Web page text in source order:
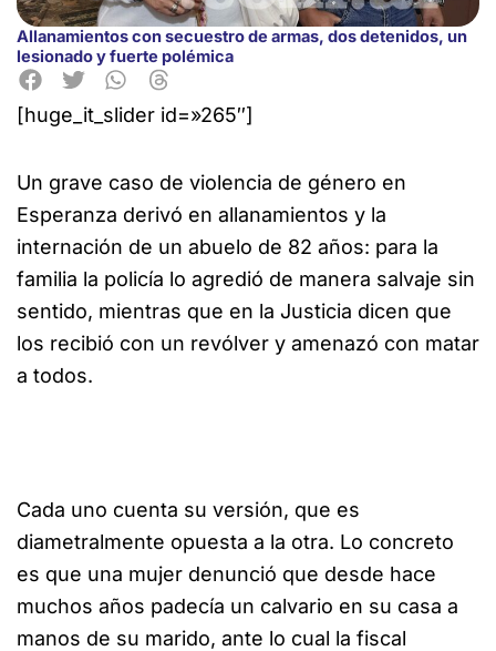
Allanamientos con secuestro de armas, dos detenidos, un
lesionado y fuerte polémica
[huge_it_slider id=»265″]
Un grave caso de violencia de género en
Esperanza derivó en allanamientos y la
internación de un abuelo de 82 años: para la
familia la policía lo agredió de manera salvaje sin
sentido, mientras que en la Justicia dicen que
los recibió con un revólver y amenazó con matar
a todos.
Cada uno cuenta su versión, que es
diametralmente opuesta a la otra. Lo concreto
es que una mujer denunció que desde hace
muchos años padecía un calvario en su casa a
manos de su marido, ante lo cual la fiscal